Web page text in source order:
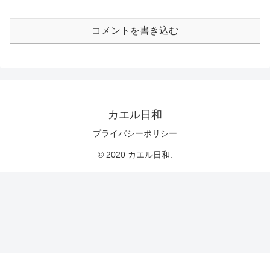
コメントを書き込む
カエル日和
プライバシーポリシー
© 2020 カエル日和.